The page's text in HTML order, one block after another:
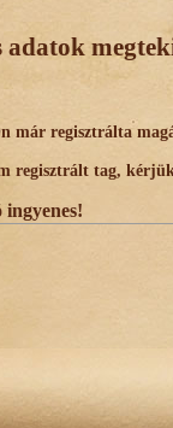
adatok
már regisztrálta
regisztrált tag,
ingyenes!